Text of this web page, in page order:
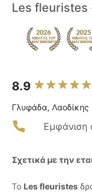
Les fleuristes
8.9
Γλυφάδα, Λαοδίκης
Εμφάνιση
Σχετικά με την
Το Les fleuristes